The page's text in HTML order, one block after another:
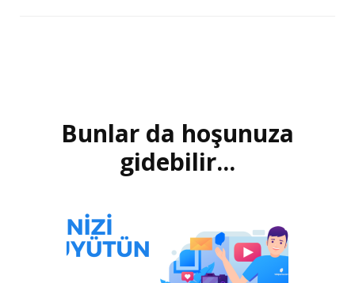
Bunlar da hoşunuza
gidebilir...